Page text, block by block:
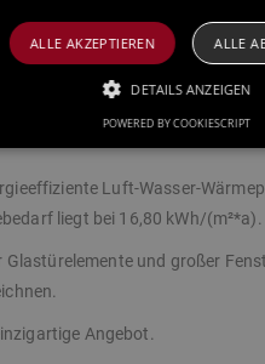
einen schönen
Hobbyraum, der ca. 7,80 m²
über ein Waschbecken und
Luft-Wasser-
liegt bei 16,80 kWh/(m²*a).
und großer
Angebot.
ALLE AKZEPTIEREN ALLE
DETAILS ANZEIGEN
POWERED BY COOKIESCRIPT